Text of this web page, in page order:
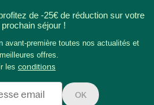
de -25€ de réduction sur votre
prochain séjour !
avant-première toutes nos actualités et
offres.
les conditions
OK